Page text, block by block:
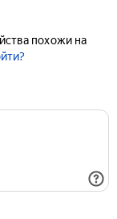
похожи на